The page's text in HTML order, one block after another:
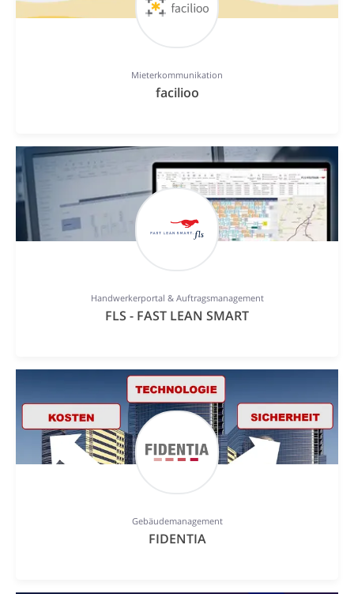
Mieterkommunikation
facilioo
Handwerkerportal & Auftragsmanagement
FLS - FAST LEAN SMART
Gebäudemanagement
FIDENTIA